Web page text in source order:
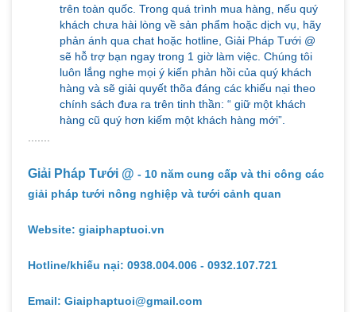
trên toàn quốc. Trong quá trình mua hàng, nếu quý
khách chưa hài lòng về sản phẩm hoặc dịch vụ, hãy
phản ánh qua chat hoặc hotline, Giải Pháp Tưới @
sẽ hỗ trợ bạn ngay trong 1 giờ làm việc. Chúng tôi
luôn lắng nghe mọi ý kiến phản hồi của quý khách
hàng và sẽ giải quyết thõa đáng các khiếu nại theo
chính sách đưa ra trên tinh thần: “ giữ một khách
hàng cũ quý hơn kiếm một khách hàng mới”.
.......
Giải Pháp Tưới @ - 10 năm cung cấp và thi công các
giải pháp tưới nông nghiệp và tưới cảnh quan
Website: giaiphaptuoi.vn
Hotline/khiếu nại: 0938.004.006 - 0932.107.721
Email: Giaiphaptuoi@gmail.com